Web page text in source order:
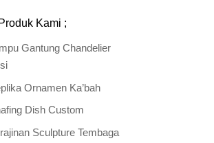
Produk Kami ;
Gantung Chandelier
Ornamen Ka’bah
Dish Custom
Sculpture Tembaga